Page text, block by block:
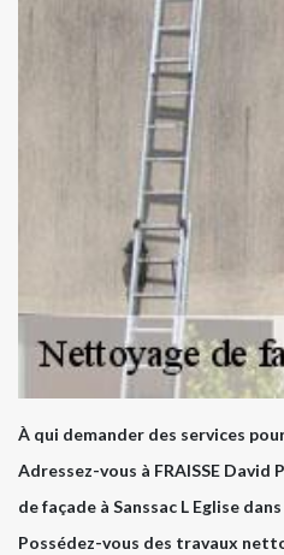
À qui demander des services
Adressez-vous à FRAISSE
de façade à Sanssac L Eglise
Possédez-vous des travaux